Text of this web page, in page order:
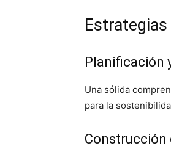
Estrategias
Planificación
Una sólida
para la
Construcción